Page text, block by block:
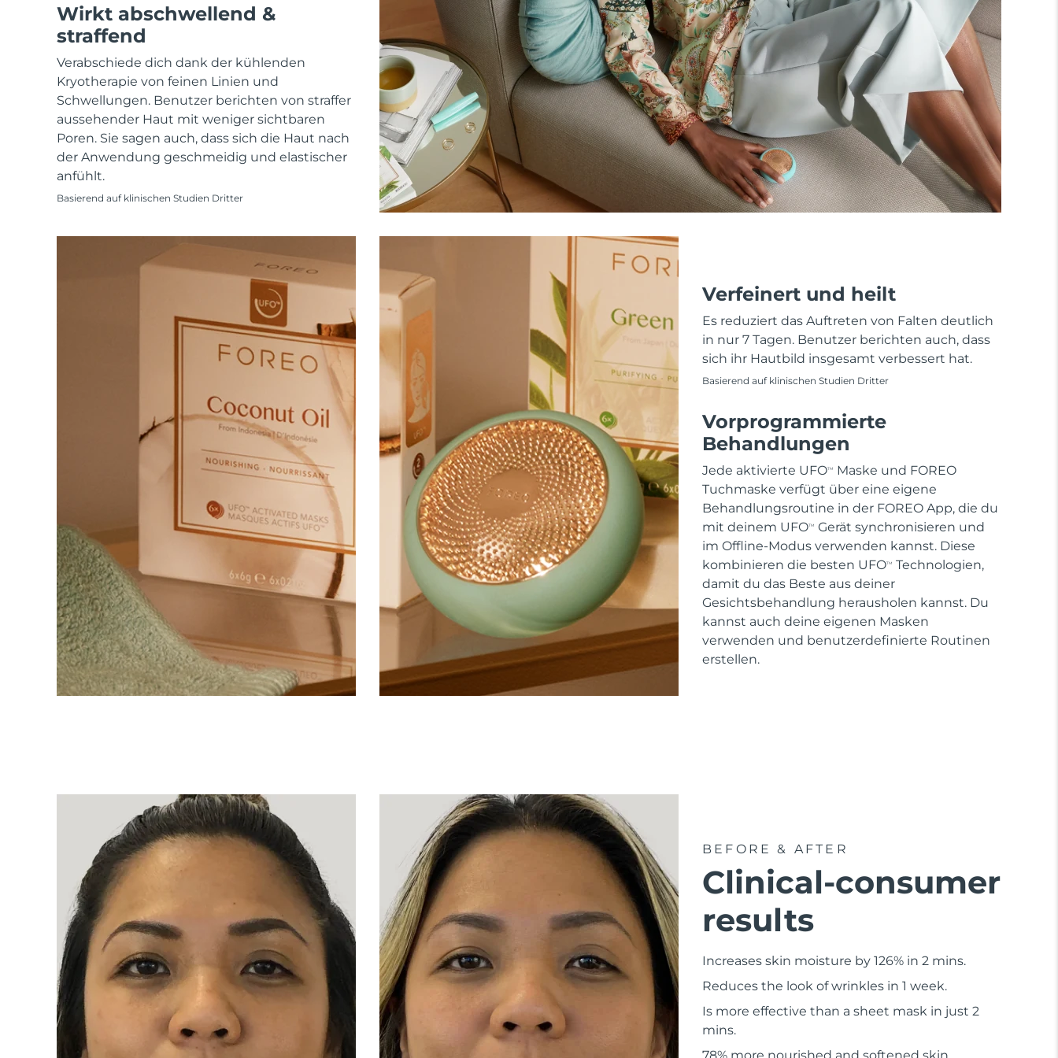
Wirkt abschwellend &
straffend
Verabschiede dich dank der kühlenden
Kryotherapie von feinen Linien und
Schwellungen. Benutzer berichten von straffer
aussehender Haut mit weniger sichtbaren
Poren. Sie sagen auch, dass sich die Haut nach
der Anwendung geschmeidig und elastischer
anfühlt.
Basierend auf klinischen Studien Dritter
Verfeinert und heilt
Es reduziert das Auftreten von Falten deutlich
in nur 7 Tagen. Benutzer berichten auch, dass
sich ihr Hautbild insgesamt verbessert hat.
Basierend auf klinischen Studien Dritter
Vorprogrammierte
Behandlungen
Jede aktivierte UFOTM
Maske und FOREO
Tuchmaske verfügt über eine eigene
Behandlungsroutine in der FOREO App, die du
mit deinem UFOTM
Gerät synchronisieren und
im Offline-Modus verwenden kannst. Diese
kombinieren die besten UFOTM
Technologien,
damit du das Beste aus deiner
Gesichtsbehandlung herausholen kannst. Du
kannst auch deine eigenen Masken
verwenden und benutzerdefinierte Routinen
erstellen.
BEFORE & AFTER
Clinical-consumer
results
Increases skin moisture by 126% in 2 mins.
Reduces the look of wrinkles in 1 week.
Is more effective than a sheet mask in just 2
mins.
All acne treatment devices
All revitalizing eye massagers
KIWI™ skincare
Advanced pore care essentials
Serum
For healthy hair
issa™ Teeth Whitening Gel
18% PAP
Kosmetik
Männer
Kaufe alles